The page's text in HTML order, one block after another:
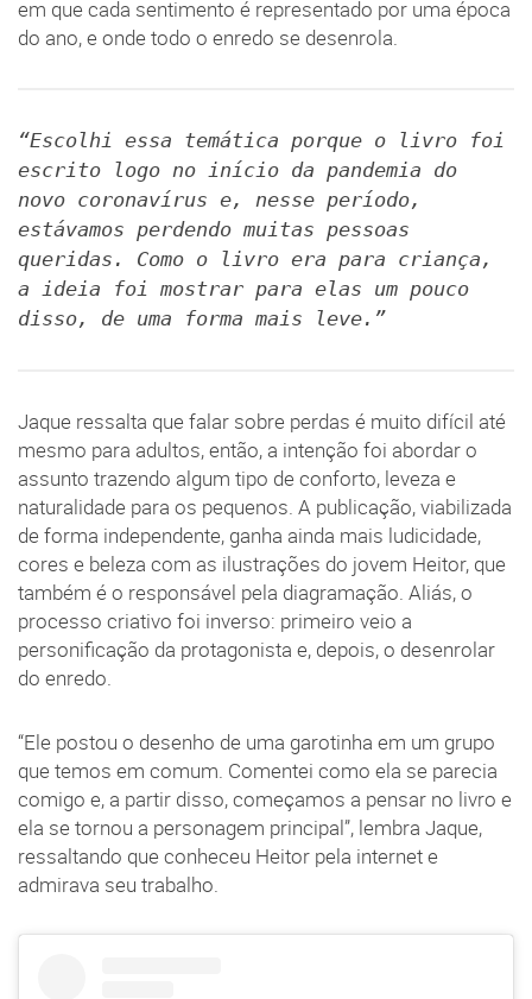
em que cada sentimento é representado por uma época
do ano, e onde todo o enredo se desenrola.
“Escolhi essa temática porque o livro foi
escrito logo no início da pandemia do
novo coronavírus e, nesse período,
estávamos perdendo muitas pessoas
queridas. Como o livro era para criança,
a ideia foi mostrar para elas um pouco
disso, de uma forma mais leve.”
Jaque ressalta que falar sobre perdas é muito difícil até
mesmo para adultos, então, a intenção foi abordar o
assunto trazendo algum tipo de conforto, leveza e
naturalidade para os pequenos. A publicação, viabilizada
de forma independente, ganha ainda mais ludicidade,
cores e beleza com as ilustrações do jovem Heitor, que
também é o responsável pela diagramação. Aliás, o
processo criativo foi inverso: primeiro veio a
personificação da protagonista e, depois, o desenrolar
do enredo.
“Ele postou o desenho de uma garotinha em um grupo
que temos em comum. Comentei como ela se parecia
comigo e, a partir disso, começamos a pensar no livro e
ela se tornou a personagem principal”, lembra Jaque,
ressaltando que conheceu Heitor pela internet e
admirava seu trabalho.